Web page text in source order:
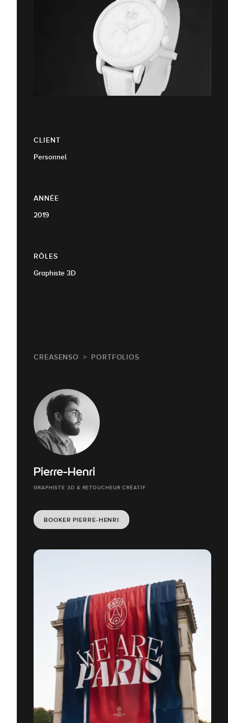
CLIENT
Personnel
ANNÉE
2019
RÔLES
Graphiste 3D
CREASENSO PORTFOLIOS
Pierre-Henri
GRAPHISTE 3D & RETOUCHEUR CRÉATIF
BOOKER PIERRE-HENRI